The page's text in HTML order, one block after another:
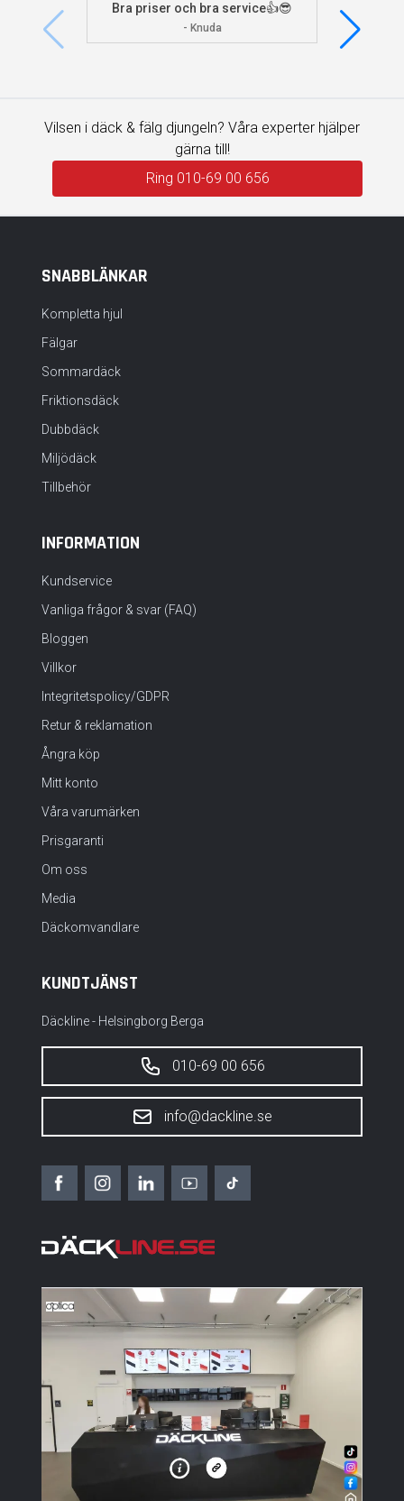
Bra priser och bra service👍😎
- Knuda
Vilsen i däck & fälg djungeln? Våra experter hjälper
gärna till!
Ring 010-69 00 656
SNABBLÄNKAR
Kompletta hjul
Fälgar
Sommardäck
Friktionsdäck
Dubbdäck
Miljödäck
Tillbehör
INFORMATION
Kundservice
Vanliga frågor & svar (FAQ)
Bloggen
Villkor
Integritetspolicy/GDPR
Retur & reklamation
Ångra köp
Mitt konto
Våra varumärken
Prisgaranti
Om oss
Media
Däckomvandlare
KUNDTJÄNST
Däckline - Helsingborg Berga
010-69 00 656
info@dackline.se